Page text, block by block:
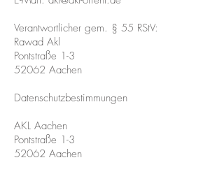
Verantwortlicher gem. § 55 RStV:
Rawad Akl
Pontstraße 1-3
52062 Aachen
Datenschutzbestimmungen
AKL Aachen
Pontstraße 1-3
52062 Aachen